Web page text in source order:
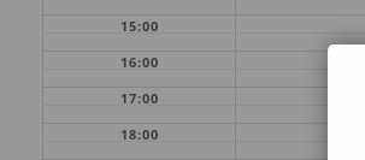
15:00
16:00
17:00
18:00